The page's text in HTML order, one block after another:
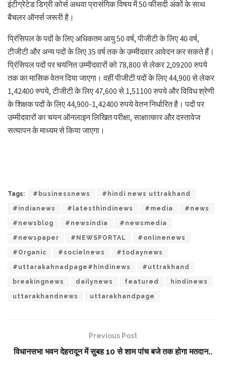
इंटीग्रेटेड डिग्री कोर्स अथवा प्रासंगिक विषय में 50 फीसदी अंकों के साथ
बैचलर ऑनर्स जरूरी है।
प्रिंसिपल के पदों के लिए अधिकतम आयु 50 वर्ष, पीजीटी के लिए 40 वर्ष,
टीजीटी और अन्य पदों के लिए 35 वर्ष तक के उम्मीदवार आवेदन कर सकते हैं।
प्रिंसिपल पदों पर चयनित उम्मीदवारों को 78,800 से लेकर 2,09200 रुपये
तक का मासिक वेतन दिया जाएगा। वहीं पीजीटी पदों के लिए 44,900 से लेकर
1,42400 रुपये, टीजीटी के लिए 47,600 से 1,51100 रुपये और विविध श्रेणी
के शिक्षक पदों के लिए 44,900-1,42400 रुपये वेतन निर्धारित है। पदों पर
उम्मीदवारों का चयन ऑनलाइन लिखित परीक्षा, साक्षात्कार और दस्तावेज
सत्यापन के माध्यम से किया जाएगा।
Tags: #businessnews #hindi news uttrakhand
#indianews #latesthindinews #media #news
#newsblog #newsindia #newsmedia
#newspaper #NEWSPORTAL #onlinenews
#Organic #socielnews #todaynews
#uttarakahnadpage#hindinews #uttrakhand
breakingnews dailynews featured hindinews
uttarakhandnews uttarakhandpage
Previous Post
विधानसभा भवन देहरादून में सुबह 10 से शाम पांच बजे तक होगा मतदान..